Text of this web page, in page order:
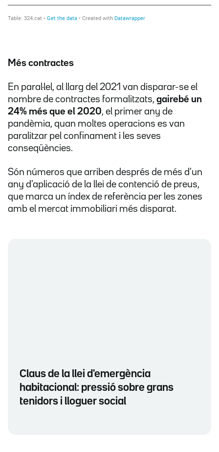
Més contractes
En paral·lel, al llarg del 2021 van disparar-se el
nombre de contractes formalitzats, gairebé un
24% més que el 2020, el primer any de
pandèmia, quan moltes operacions es van
paralitzar pel confinament i les seves
conseqüències.
Són números que arriben després de més d'un
any d'aplicació de la llei de contenció de preus,
que marca un índex de referència per les zones
amb el mercat immobiliari més disparat.
Claus de la llei d'emergència
habitacional: pressió sobre grans
tenidors i lloguer social